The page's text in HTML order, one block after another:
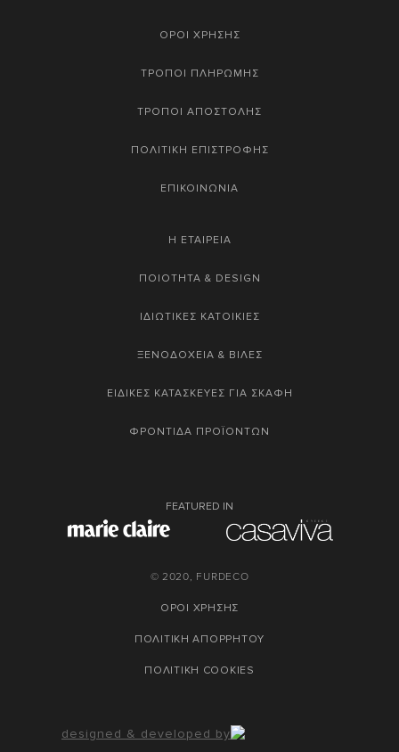
ΟΡΟΙ ΧΡΗΣΗΣ
ΤΡΟΠΟΙ ΠΛΗΡΩΜΗΣ
ΤΡΟΠΟΙ ΑΠΟΣΤΟΛΗΣ
ΠΟΛΙΤΙΚΗ ΕΠΙΣΤΡΟΦΗΣ
ΕΠΙΚΟΙΝΩΝΙΑ
Η ΕΤΑΙΡΕΙΑ
ΠΟΙΟΤΗΤΑ & DESIGN
ΙΔΙΩΤΙΚΕΣ ΚΑΤΟΙΚΙΕΣ
ΞΕΝΟΔΟΧΕΙΑ & ΒΙΛΕΣ
ΕΙΔΙΚΕΣ ΚΑΤΑΣΚΕΥΕΣ ΓΙΑ ΣΚΑΦΗ
ΦΡΟΝΤΙΔΑ ΠΡΟΪΟΝΤΩΝ
FEATURED IN
© 2020, FURDECO
ΟΡΟΙ ΧΡΗΣΗΣ
ΠΟΛΙΤΙΚΗ ΑΠΟΡΡΗΤΟΥ
ΠΟΛΙΤΙΚΗ COOKIES
designed & developed by